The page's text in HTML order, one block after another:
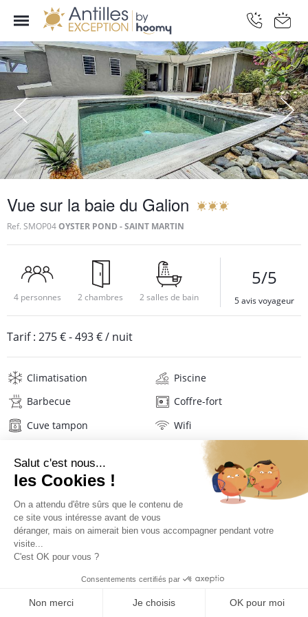
Vue sur la baie du Galion
Ref. SMOP04OYSTER POND - SAINT MARTIN
4 personnes 2 chambres 2 salles de bain
5/5
5 avis voyageur
Tarif : 275 €-493 €/ nuit
Climatisation
Piscine
Barbecue
Coffre-fort
Cuve tampon
Wifi
Lave-linge
Mat. de repassage
Sèche-cheveux
TARIFS ET RÉSERVATION
Description